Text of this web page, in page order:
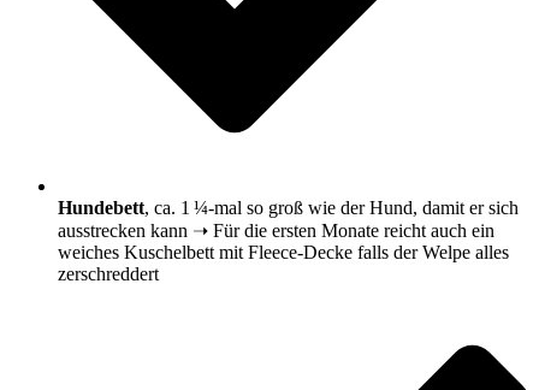
Hundebett, ca. 1 ¼-mal so groß wie der Hund, damit er sich
ausstrecken kann ➝ Für die ersten Monate reicht auch ein
weiches Kuschelbett mit Fleece-Decke falls der Welpe alles
zerschreddert